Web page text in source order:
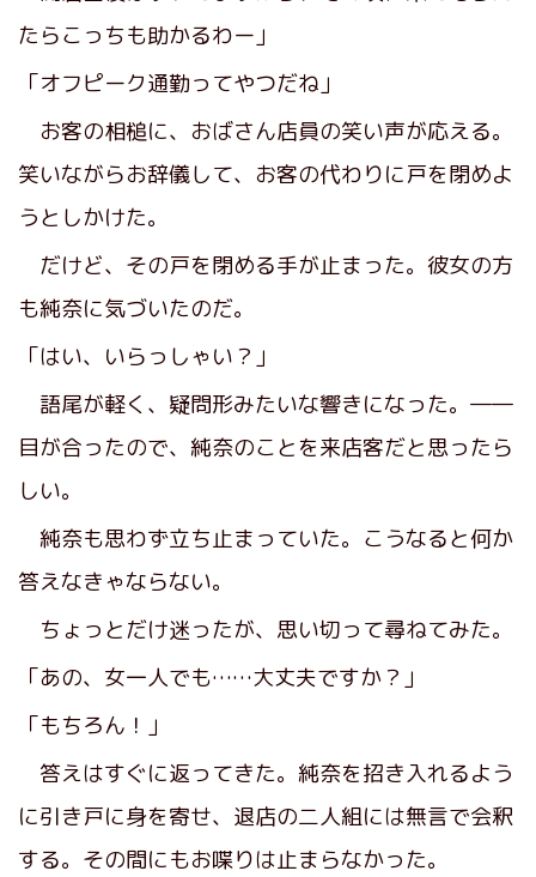
たらこっちも助かるわー」
「オフピーク通勤ってやつだね」
お客の相槌に、おばさん店員の笑い声が応える。
笑いながらお辞儀して、お客の代わりに戸を閉めよ
うとしかけた。
だけど、その戸を閉める手が止まった。彼女の方
も純奈に気づいたのだ。
「はい、いらっしゃい？」
語尾が軽く、疑問形みたいな響きになった。――
目が合ったので、純奈のことを来店客だと思ったら
しい。
純奈も思わず立ち止まっていた。こうなると何か
答えなきゃならない。
ちょっとだけ迷ったが、思い切って尋ねてみた。
「あの、女一人でも……大丈夫ですか？」
「もちろん！」
答えはすぐに返ってきた。純奈を招き入れるよう
に引き戸に身を寄せ、退店の二人組には無言で会釈
する。その間にもお喋りは止まらなかった。